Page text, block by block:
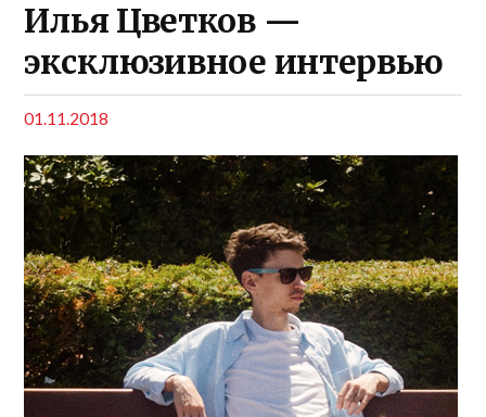
Илья Цветков —
эксклюзивное интервью
01.11.2018